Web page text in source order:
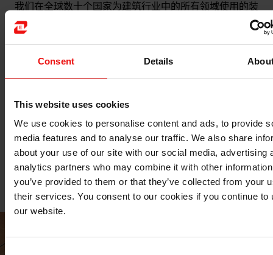
Consent Details
This website uses cookies
We use cookies to personalise content and ads, to provide
media features and to analyse our traffic. We also share
about your use of our site with our social media, advertising
analytics partners who may combine it with other
you’ve provided to them or that they’ve collected from your
their services. You consent to our cookies if you continue to
our website.
我们在全球数十个国家为建筑行业中的所有领域使用的装
饰涂料提供有效和创新的有机硅乳液、助剂和添加剂。埃
肯专家团队了解每种材料的特性以及在这个非常多样化的
领域中的不同需求。
我们始终与客户在建筑或装饰领域的所有阶段中密切合
定制的产品，并提供工艺和应用指南以及现场技术服务。
我们始终追求卓越的运营，帮助降低成本、能耗和浪费，
同时确保施工现场人员的安全，所有这些都有助于提供节
省成本并持久的解决方案。其他服务还包括监管支持，协
助开展生产力计划，团队培训以及有关新产品开发的协作
工作。